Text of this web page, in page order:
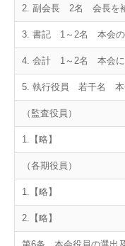
2. 副会長 2名 会長を補
3. 書記 1～2名 本会の
4. 会計 1～2名 本会に
5. 執行役員 若干名 本
（監査役員）
1.【略】
（各期役員）
1.【略】
2.【略】